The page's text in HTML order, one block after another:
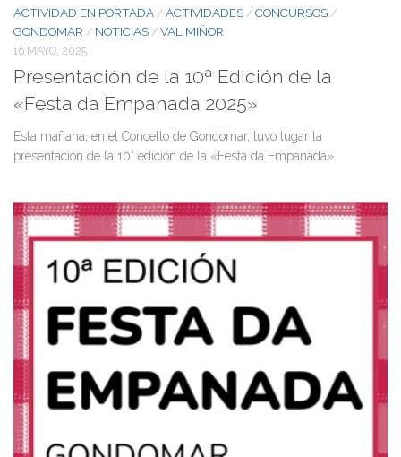
ACTIVIDAD EN PORTADA / ACTIVIDADES / CONCURSOS /
GONDOMAR / NOTICIAS / VAL MIÑOR
16 MAYO, 2025
Presentación de la 10ª Edición de la
«Festa da Empanada 2025»
Esta mañana, en el Concello de Gondomar, tuvo lugar la
presentación de la 10° edición de la «Festa da Empanada».